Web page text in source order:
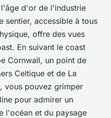
d'or de l'industrie
sentier, accessible à tous
offre des vues
. En suivant le coast
Cornwall, un point de
Celtique et de La
vous pouvez grimper
pour admirer un
l'océan et du paysage